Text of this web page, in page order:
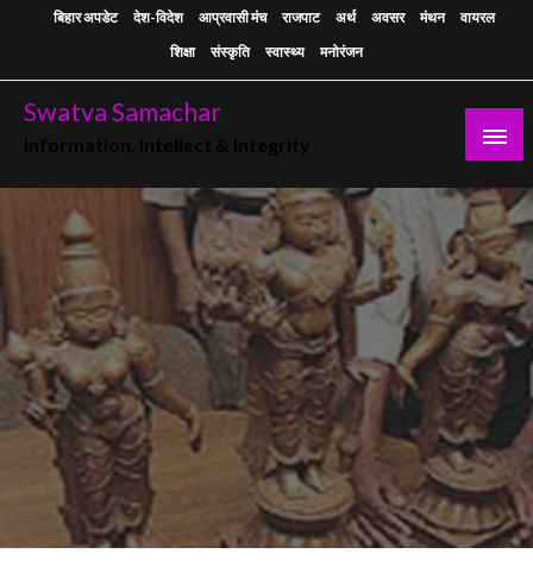
बिहार अपडेट देश-विदेश आप्रवासी मंच राजपाट अर्थ अवसर मंथन
वायरल
शिक्षा
संस्कृति स्वास्थ्य मनोरंजन
Swatva Samachar